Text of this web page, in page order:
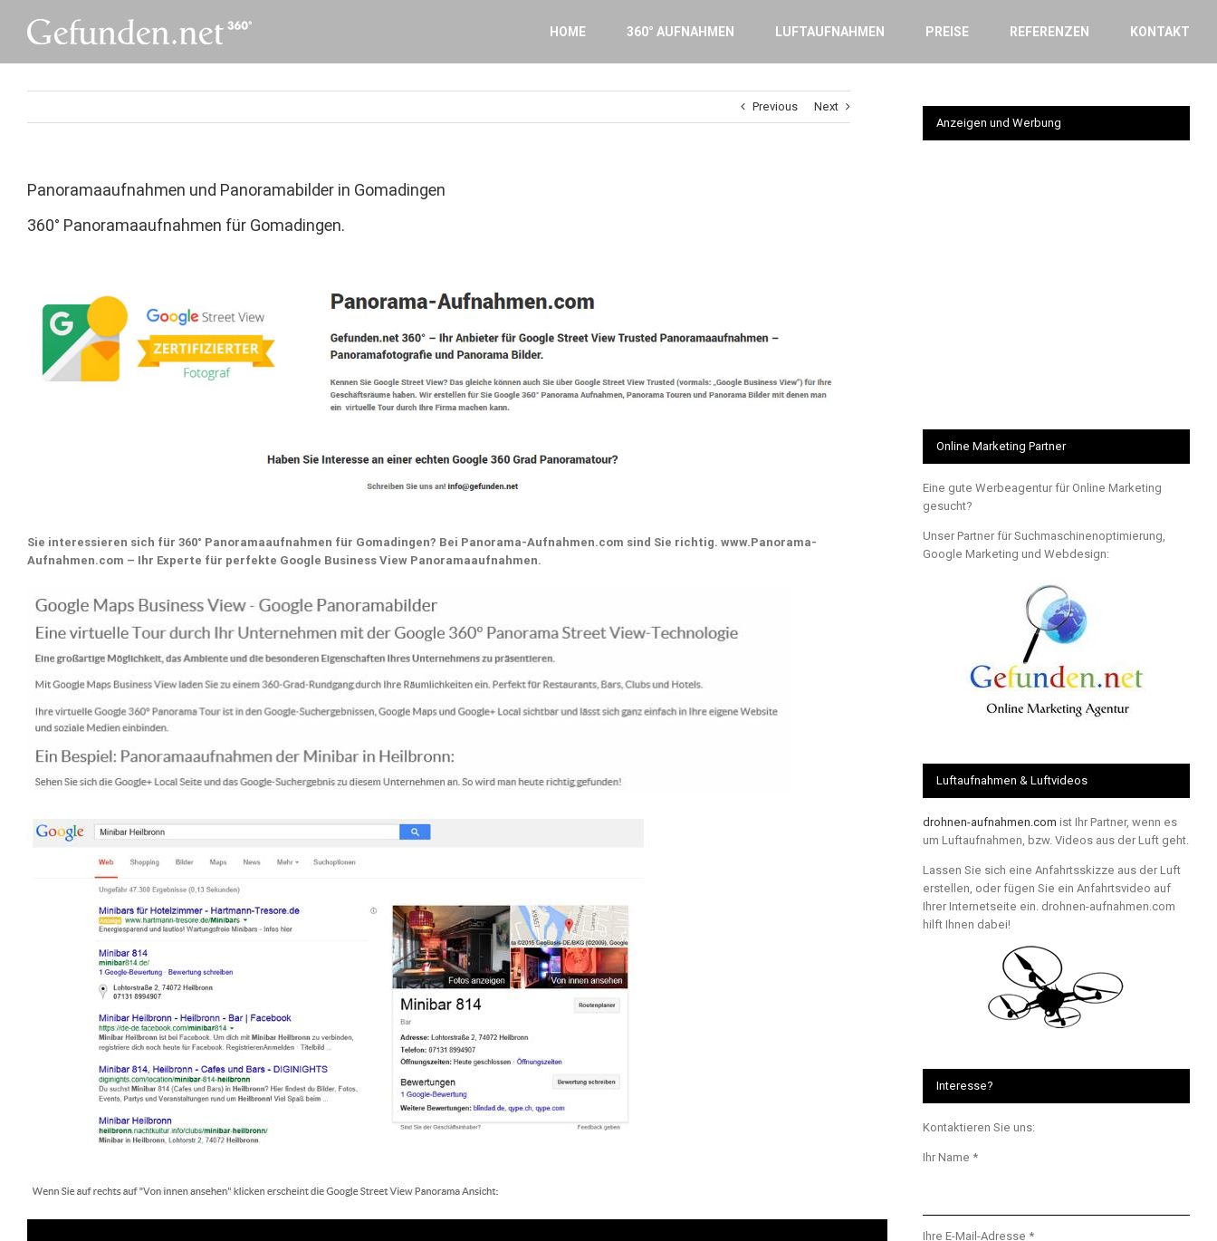
content
HOME 360° AUFNAHMEN LUFTAUFNAHMEN PREISE REFERENZEN KONTAKT
Previous Next
Panoramaaufnahmen und Panoramabilder in Gomadingen
360° Panoramaaufnahmen für Gomadingen.
Sie interessieren sich für 360° Panoramaaufnahmen für Gomadingen? Bei Panorama-Aufnahmen.com sind Sie richtig. www.Panorama-
Aufnahmen.com – Ihr Experte für perfekte Google Business View Panoramaaufnahmen.
Anzeigen und Werbung
Online Marketing Partner
Eine gute Werbeagentur für Online Marketing
gesucht?
Unser Partner für Suchmaschinenoptimierung,
Google Marketing und Webdesign:
Luftaufnahmen & Luftvideos
drohnen-aufnahmen.com ist Ihr Partner, wenn es
um Luftaufnahmen, bzw. Videos aus der Luft geht.
Lassen Sie sich eine Anfahrtsskizze aus der Luft
erstellen, oder fügen Sie ein Anfahrtsvideo auf
Ihrer Internetseite ein. drohnen-aufnahmen.com
hilft Ihnen dabei!
Interesse?
Kontaktieren Sie uns:
Ihr Name *
Ihre E-Mail-Adresse *